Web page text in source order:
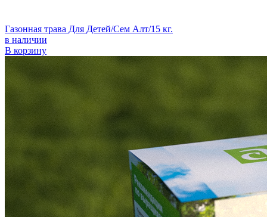
Газонная трава Для Детей/Сем Алт/15 кг.
в наличии
В корзину